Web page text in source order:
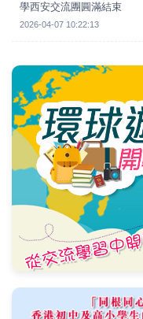
學西安交流團圓滿結束
2026-04-07 10:22:13